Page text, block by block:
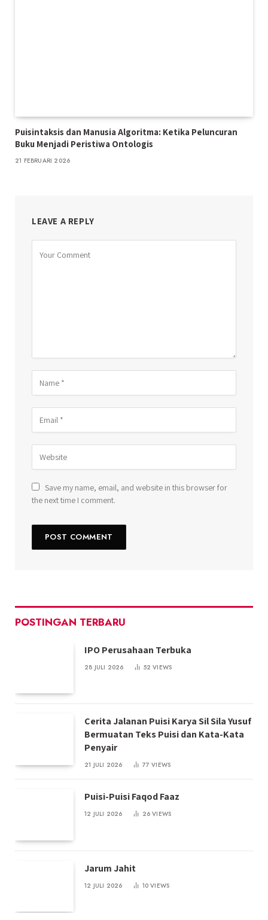
Puisintaksis dan Manusia Algoritma: Ketika Peluncuran
Buku Menjadi Peristiwa Ontologis
21 FEBRUARI 2026
LEAVE A REPLY
Save my name, email, and website in this browser for
the next time I comment.
POSTINGAN TERBARU
IPO Perusahaan Terbuka
28 JULI 2026 52VIEWS
Cerita Jalanan Puisi Karya Sil Sila Yusuf
Bermuatan Teks Puisi dan Kata-Kata
Penyair
21 JULI 2026 77VIEWS
Puisi-Puisi Faqod Faaz
12 JULI 2026 26VIEWS
Jarum Jahit
12 JULI 2026 10VIEWS